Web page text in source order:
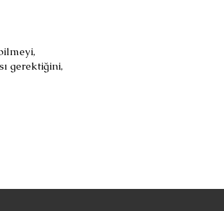
gerektiğini,